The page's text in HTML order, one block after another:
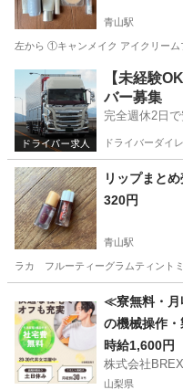
青山駅
左から ①キャンメイク アイクリー
新潟 新潟市 青山駅 化
【未経験
バー募集
完全週休2日
ドライバーダイ
リップまと
320円
青山駅
ラカ フルーティーグラムティント
青山駅 メ
≪寮無料・月
の機械操作
時給1,600円
株式会社
山梨県